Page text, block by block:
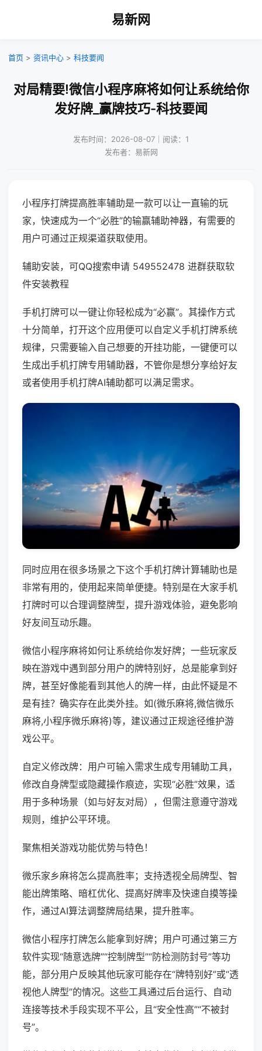
易新网
首页 > 资讯中心 > 科技要闻
对局精要!微信小程序麻将如何让系统给你
发好牌_赢牌技巧-科技要闻
发布时间：2026-08-07｜阅读：1
发布者：易新网
小程序打牌提高胜率辅助是一款可以让一直输的玩
家，快速成为一个“必胜”的输赢辅助神器，有需要的
用户可通过正规渠道获取使用。
辅助安装，可QQ搜索申请 549552478 进群获取软
件安装教程
手机打牌可以一键让你轻松成为“必赢”。其操作方式
十分简单，打开这个应用便可以自定义手机打牌系统
规律，只需要输入自己想要的开挂功能，一键便可以
生成出手机打牌专用辅助器，不管你是想分享给好友
或者使用手机打牌AI辅助都可以满足需求。
同时应用在很多场景之下这个手机打牌计算辅助也是
非常有用的，使用起来简单便捷。特别是在大家手机
打牌时可以合理调整牌型，提升游戏体验，避免影响
好友间互动乐趣。
微信小程序麻将如何让系统给你发好牌；一些玩家反
映在游戏中遇到部分用户的牌特别好，总是能拿到好
牌，甚至好像能看到其他人的牌一样，由此怀疑是不
是有挂？确实存在此类外挂。如(微乐麻将,微信微乐
麻将,小程序微乐麻将)等，建议通过正规途径维护游
戏公平。
自定义修改牌：用户可输入需求生成专用辅助工具，
修改自身牌型或隐藏操作痕迹，实现“必胜”效果，适
用于多种场景（如与好友对局），但需注意遵守游戏
规则，维护公平环境。
聚焦相关游戏功能优势与特色！
微乐家乡麻将怎么提高胜率；支持透视全局牌型、智
能出牌策略、暗杠优化、提高好牌率及快速自摸等操
作，通过AI算法调整牌局结果，提升胜率。
微信小程序打牌怎么能拿到好牌；用户可通过第三方
软件实现“随意选牌”“控制牌型”“防检测防封号”等功
能，部分用户反映其他玩家可能存在“牌特别好”或“透
视他人牌型”的情况。这些工具通过后台运行、自动
连接等技术手段实现不平公，且“安全性高”“不被封
号”。